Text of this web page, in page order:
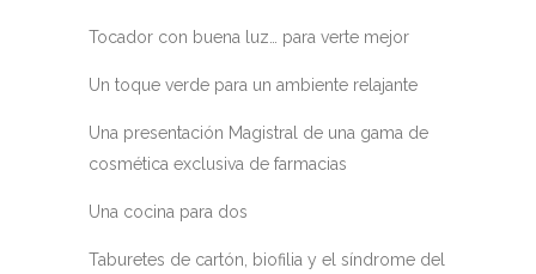
Tocador con buena luz… para verte mejor
Un toque verde para un ambiente relajante
Una presentación Magistral de una gama de
cosmética exclusiva de farmacias
Una cocina para dos
Taburetes de cartón, biofilia y el síndrome del